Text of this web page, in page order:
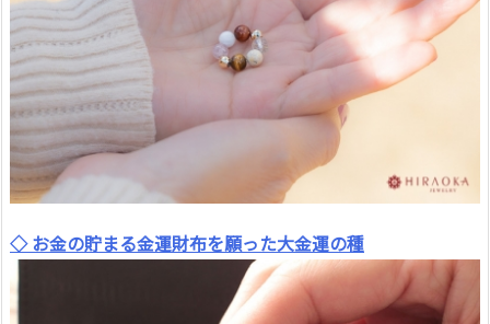
◇ お金の貯まる金運財布を願った大金運の種